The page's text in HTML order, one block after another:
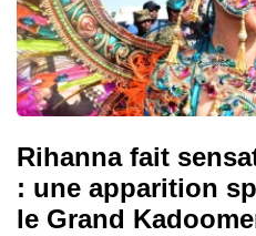
Rihanna fait
: une apparition
le Grand